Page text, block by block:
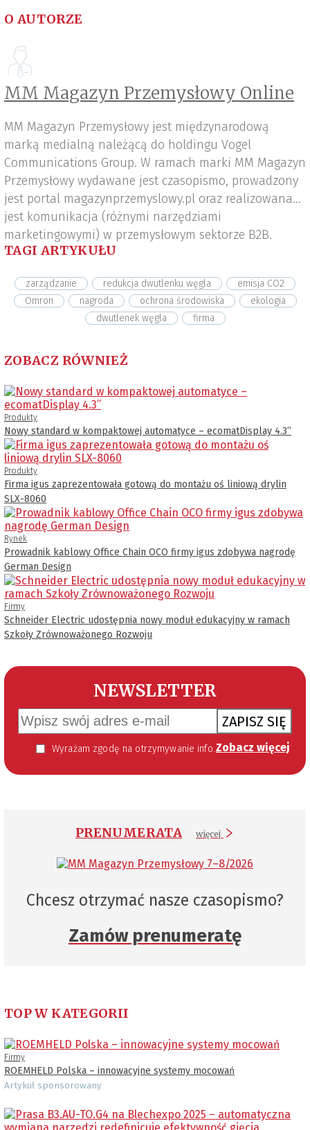
O AUTORZE
MM Magazyn Przemysłowy Online
MM Magazyn Przemysłowy jest międzynarodową
marką medialną należącą do holdingu Vogel
Communications Group. W ramach marki MM Magazyn
Przemysłowy wydawane jest czasopismo, prowadzony
jest portal magazynprzemyslowy.pl oraz realizowana
jest komunikacja (różnymi narzędziami
marketingowymi) w przemysłowym sektorze B2B.
TAGI ARTYKUŁU
zarządzanie redukcja dwutlenku węgla
emisja CO2
Omron
nagroda ochrona środowiska
ekologia
dwutlenek węgla
firma
ZOBACZ RÓWNIEŻ
Produkty
Nowy standard w kompaktowej automatyce – ecomatDisplay 4.3’’
Produkty
Firma igus zaprezentowała gotową do montażu oś liniową drylin
SLX-8060
Rynek
Prowadnik kablowy Office Chain OCO firmy igus zdobywa nagrodę
German Design
Firmy
Schneider Electric udostępnia nowy moduł edukacyjny w ramach
Szkoły Zrównoważonego Rozwoju
NEWSLETTER
ZAPISZ SIĘ
Wyrażam zgodę na otrzymywanie informacji handlowej kierowanej do mnie za pomocą środków komunikacji elektronicznej w szczególności poczty elektronicznej zgodnie z przepisem art. 10 ust 2 ustawy z dnia 18 lipca 2002 roku o świadczeniu usług drogą elektroniczną (Dz. U. 144 z 2002 r. poz. 1204). Zgoda jest dobrowolna, jednak jej wyrażenie jest konieczne, aby otrzymywać newsletter. Zobacz więcej
PRENUMERATA więcej
Chcesz otrzymać nasze czasopismo?
Zamów prenumeratę
TOP W KATEGORII
Firmy
ROEMHELD Polska – innowacyjne systemy mocowań
Artykuł sponsorowany